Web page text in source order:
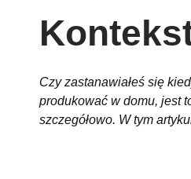
Czy zastanawiałeś się
produkować w domu, jest
szczegółowo. W tym